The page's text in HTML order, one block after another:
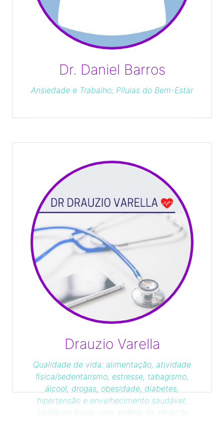
Dr. Daniel Barros
Ansiedade e Trabalho; Pílulas do Bem-Estar
Drauzio Varella
Qualidade de vida: alimentação, atividade
física/sedentarismo, estresse, tabagismo,
álcool, drogas, obesidade, diabetes,
hipertensão e envelhecimento saudável;
Saúde no Brasil: uma análise da situação